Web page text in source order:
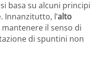
basa su alcuni principi
Innanzitutto, l’alto
il senso di
di spuntini non